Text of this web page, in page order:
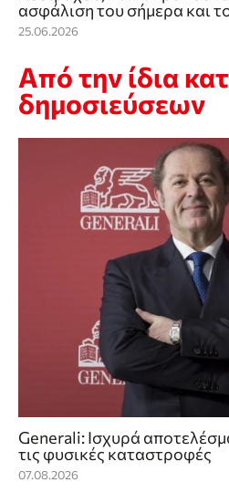
ασφάλιση του σήμερα και
25.06.2026
Από την ίδια
δημοσιεύσεων
Generali: Ισχυρά
τις φυσικές καταστροφές
07.08.2026